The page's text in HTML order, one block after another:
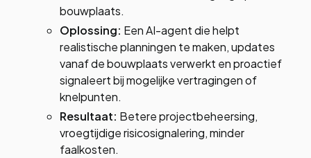
bouwplaats.
Oplossing: Een AI-agent die helpt
realistische planningen te maken, updates
vanaf de bouwplaats verwerkt en proactief
signaleert bij mogelijke vertragingen of
knelpunten.
Resultaat: Betere projectbeheersing,
vroegtijdige risicosignalering, minder
faalkosten.